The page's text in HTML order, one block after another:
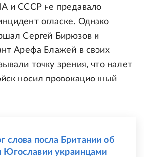
и СССР не предавало
огласке. Однако
Сергей Бирюзов и
Арефа Блажей в своих
точку зрения, что налет
носил провокационный
слова посла Британии об
Югославии украинцами